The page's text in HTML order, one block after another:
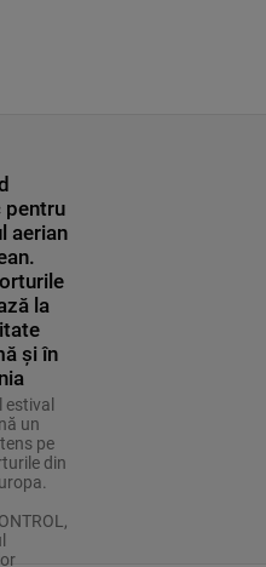
pentru
aerian
la
și în
estival
un
pe
din